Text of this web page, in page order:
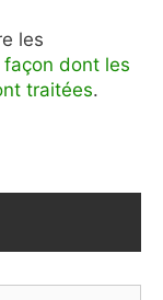
les
façon dont les
traitées.